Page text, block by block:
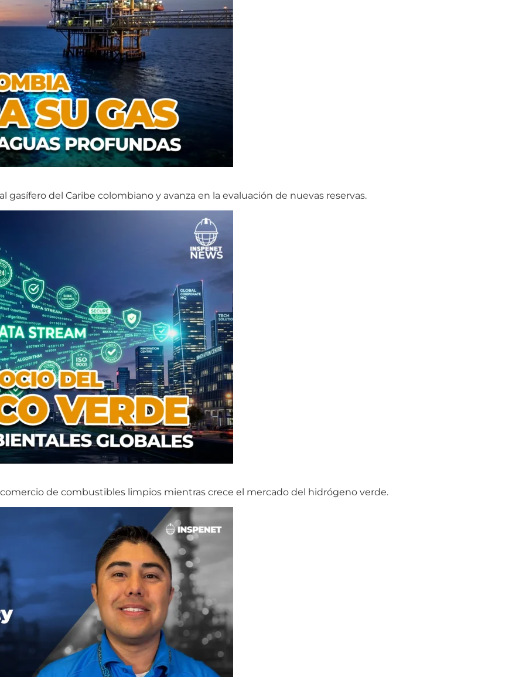
gasífero del Caribe colombiano y avanza en la evaluación de nuevas reservas.
de combustibles limpios mientras crece el mercado del hidrógeno verde.